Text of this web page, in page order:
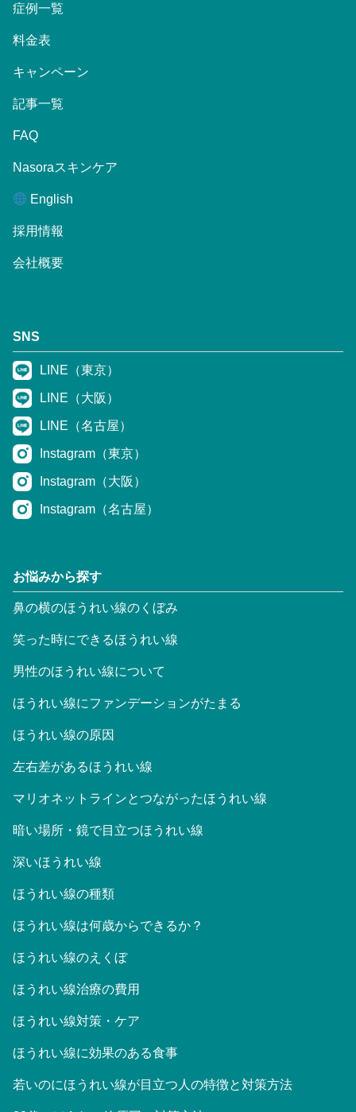
症例一覧
料金表
キャンペーン
記事一覧
FAQ
Nasoraスキンケア
English
採用情報
会社概要
SNS
LINE（東京）
LINE（大阪）
LINE（名古屋）
Instagram（東京）
Instagram（大阪）
Instagram（名古屋）
お悩みから探す
鼻の横のほうれい線のくぼみ
笑った時にできるほうれい線
男性のほうれい線について
ほうれい線にファンデーションがたまる
ほうれい線の原因
左右差があるほうれい線
マリオネットラインとつながったほうれい線
暗い場所・鏡で目立つほうれい線
深いほうれい線
ほうれい線の種類
ほうれい線は何歳からできるか？
ほうれい線のえくぼ
ほうれい線治療の費用
ほうれい線対策・ケア
ほうれい線に効果のある食事
若いのにほうれい線が目立つ人の特徴と対策方法